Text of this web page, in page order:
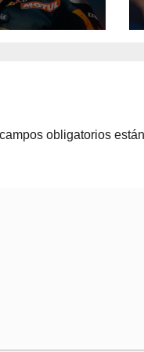
obligatorios